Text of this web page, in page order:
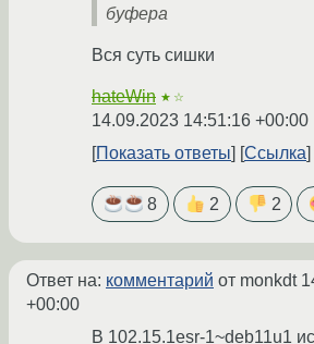
буфера
Вся суть сишки
hateWin ★☆
14.09.2023 14:51:16 +00:00
Показать ответы
Ссылка
8 2 2
Ответ на: комментарий от monkdt
+00:00
В 102.15.1esr-1~deb11u1